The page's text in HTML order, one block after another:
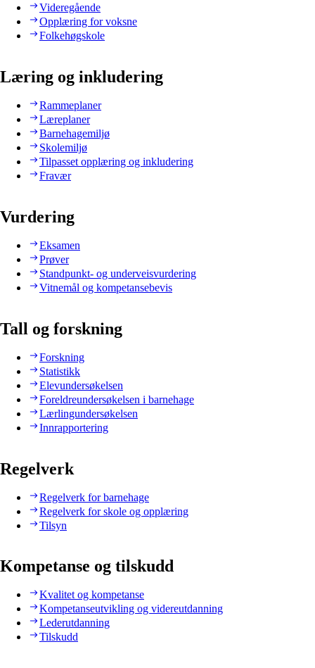
Videregående
Opplæring for voksne
Folkehøgskole
Læring og inkludering
Rammeplaner
Læreplaner
Barnehagemiljø
Skolemiljø
Tilpasset opplæring og inkludering
Fravær
Vurdering
Eksamen
Prøver
Standpunkt- og underveisvurdering
Vitnemål og kompetansebevis
Tall og forskning
Forskning
Statistikk
Elevundersøkelsen
Foreldreundersøkelsen i barnehage
Lærlingundersøkelsen
Innrapportering
Regelverk
Regelverk for barnehage
Regelverk for skole og opplæring
Tilsyn
Kompetanse og tilskudd
Kvalitet og kompetanse
Kompetanseutvikling og videreutdanning
Lederutdanning
Tilskudd